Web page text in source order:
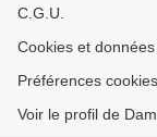
C.G.U.
Cookies et
Préférences cookies
Voir le profil de